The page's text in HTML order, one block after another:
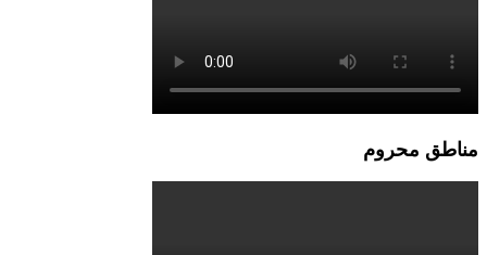
مناطق محروم